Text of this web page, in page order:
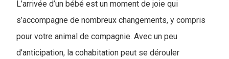
L’arrivée d’un bébé est un moment de joie qui
s’accompagne de nombreux changements, y compris
pour votre animal de compagnie. Avec un peu
d’anticipation, la cohabitation peut se dérouler